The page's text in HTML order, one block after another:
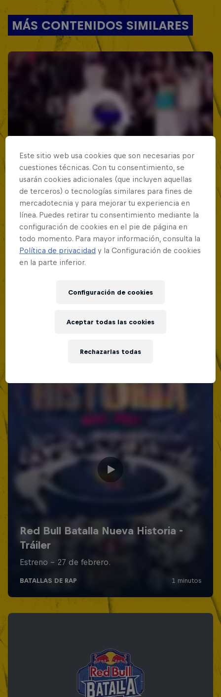
MÁS CONTENIDOS SIMILARES
Red Bull Batalla Nueva Historia:
BATALLAS DE RAP
Este sitio web usa cookies que son necesarias por
cuestiones técnicas. Con tu consentimiento, se
usarán cookies adicionales (que incluyen aquellas
de terceros) o tecnologías similares para fines de
mercadotecnia y para mejorar tu experiencia en
línea. Puedes retirar tu consentimiento mediante la
configuración de cookies en el pie de página en
todo momento. Para mayor información, consulta la
Política de privacidad y la Configuración de cookies
en la parte inferior.
Configuración de cookies
Rechazarlas todas
Aceptar todas las cookies